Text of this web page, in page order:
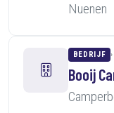
Nuenen
BEDRIJF
Booij